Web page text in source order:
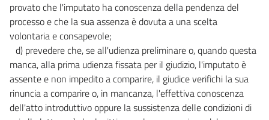
provato che l'imputato ha conoscenza della pendenza del
processo e che la sua assenza è dovuta a una scelta
volontaria e consapevole;
d) prevedere che, se all'udienza preliminare o, quando questa
manca, alla prima udienza fissata per il giudizio, l'imputato è
assente e non impedito a comparire, il giudice verifichi la sua
rinuncia a comparire o, in mancanza, l'effettiva conoscenza
dell'atto introduttivo oppure la sussistenza delle condizioni di